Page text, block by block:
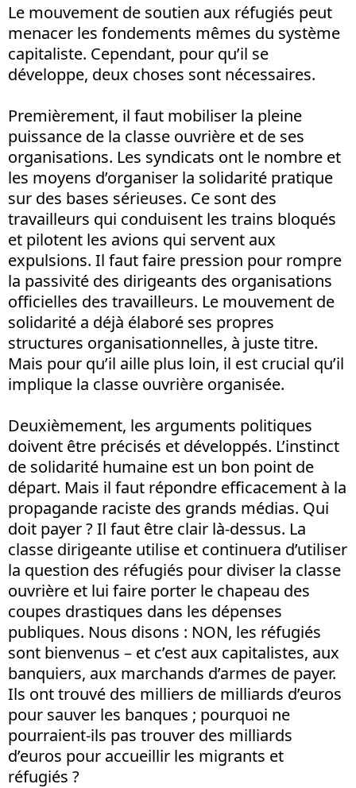
Le mouvement de soutien aux réfugiés peut
menacer les fondements mêmes du système
capitaliste. Cependant, pour qu’il se
développe, deux choses sont nécessaires.
Premièrement, il faut mobiliser la pleine
puissance de la classe ouvrière et de ses
organisations. Les syndicats ont le nombre et
les moyens d’organiser la solidarité pratique
sur des bases sérieuses. Ce sont des
travailleurs qui conduisent les trains bloqués
et pilotent les avions qui servent aux
expulsions. Il faut faire pression pour rompre
la passivité des dirigeants des organisations
officielles des travailleurs. Le mouvement de
solidarité a déjà élaboré ses propres
structures organisationnelles, à juste titre.
Mais pour qu’il aille plus loin, il est crucial qu’il
implique la classe ouvrière organisée.
Deuxièmement, les arguments politiques
doivent être précisés et développés. L’instinct
de solidarité humaine est un bon point de
départ. Mais il faut répondre efficacement à la
propagande raciste des grands médias. Qui
doit payer ? Il faut être clair là-dessus. La
classe dirigeante utilise et continuera d’utiliser
la question des réfugiés pour diviser la classe
ouvrière et lui faire porter le chapeau des
coupes drastiques dans les dépenses
publiques. Nous disons : NON, les réfugiés
sont bienvenus – et c’est aux capitalistes, aux
banquiers, aux marchands d’armes de payer.
Ils ont trouvé des milliers de milliards d’euros
pour sauver les banques ; pourquoi ne
pourraient-ils pas trouver des milliards
d’euros pour accueillir les migrants et
réfugiés ?